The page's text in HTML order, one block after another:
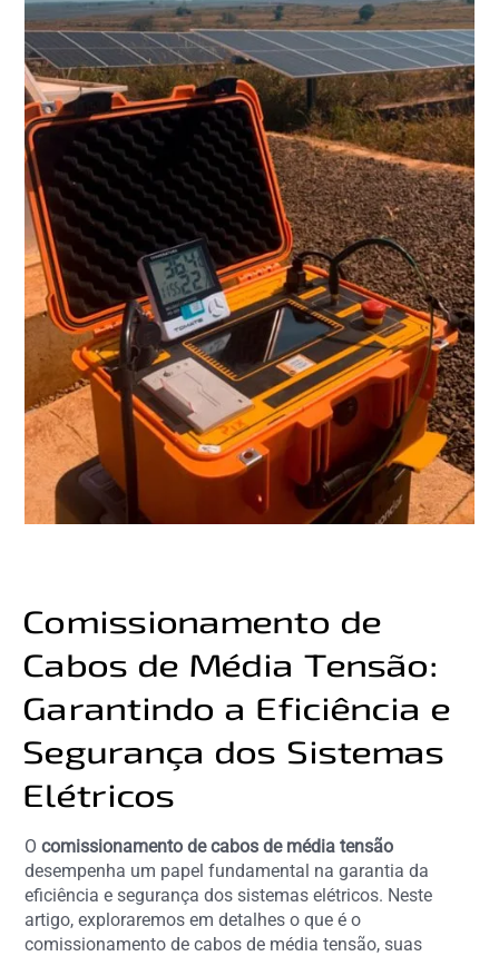
Comissionamento de
Cabos de Média Tensão:
Garantindo a Eficiência e
Segurança dos Sistemas
Elétricos
Ocomissionamento de cabos de média tensão
desempenha um papel fundamental na garantia da
eficiência e segurança dos sistemas elétricos. Neste
artigo, exploraremos em detalhes o que é o
comissionamento de cabos de média tensão, suas